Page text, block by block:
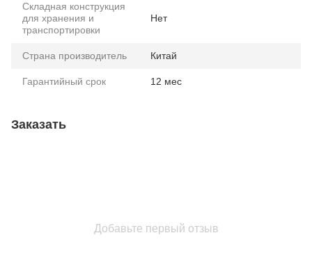
Складная конструкция
для хранения и
транспортировки
Нет
Страна производитель Китай
Гарантийный срок 12 мес
Заказать
Добавьте первый отзыв